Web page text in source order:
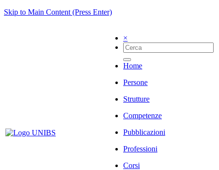
Skip to Main Content (Press Enter)
×
Home
Persone
Strutture
Competenze
Pubblicazioni
Professioni
Corsi